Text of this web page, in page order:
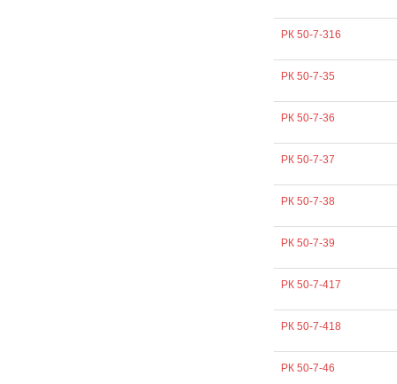
РК 50-7-316
РК 50-7-35
РК 50-7-36
РК 50-7-37
РК 50-7-38
РК 50-7-39
РК 50-7-417
РК 50-7-418
РК 50-7-46